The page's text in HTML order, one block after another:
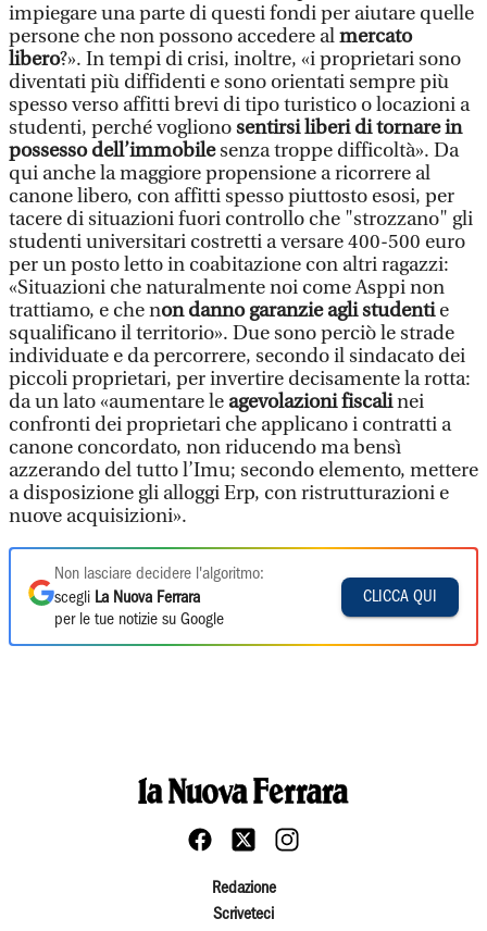
impiegare una parte di questi fondi per aiutare quelle
persone che non possono accedere almercato
libero?». In tempi di crisi, inoltre, «i proprietari sono
diventati più diffidenti e sono orientati sempre più
spesso verso affitti brevi di tipo turistico o locazioni a
studenti, perché voglionosentirsi liberi di tornare in
possesso dell’immobilesenza troppe difficoltà». Da
qui anche la maggiore propensione a ricorrere al
canone libero, con affitti spesso piuttosto esosi, per
tacere di situazioni fuori controllo che "strozzano" gli
studenti universitari costretti a versare 400-500 euro
per un posto letto in coabitazione con altri ragazzi:
«Situazioni che naturalmente noi come Asppi non
trattiamo, e che non danno garanzie agli studentie
squalificano il territorio». Due sono perciò le strade
individuate e da percorrere, secondo il sindacato dei
piccoli proprietari, per invertire decisamente la rotta:
da un lato «aumentare le agevolazioni fiscalinei
confronti dei proprietari che applicano i contratti a
canone concordato, non riducendo ma bensì
azzerando del tutto l’Imu; secondo elemento, mettere
a disposizione gli alloggi Erp, con ristrutturazioni e
nuove acquisizioni».
Non lasciare decidere l'algoritmo:
scegli La Nuova Ferrara
per le tue notizie su Google
CLICCA QUI
Redazione
Scriveteci